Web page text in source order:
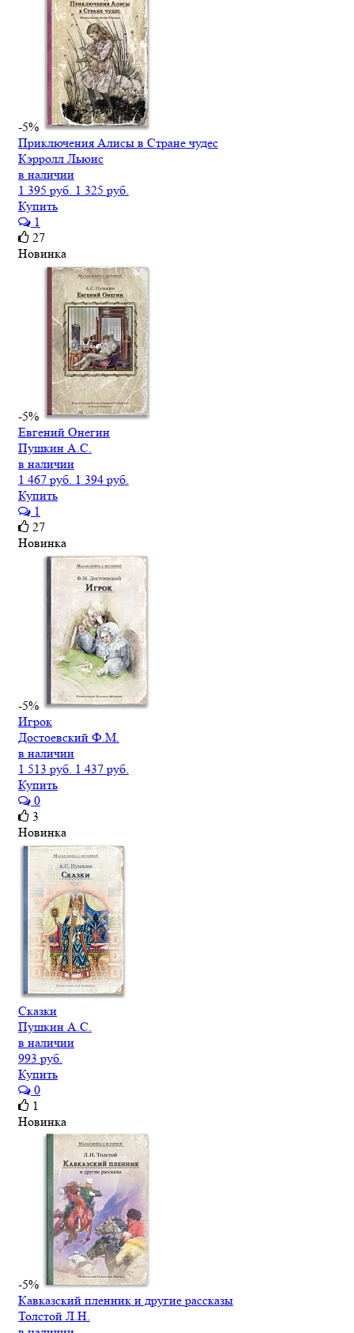
-5%
Приключения Алисы в Стране чудес
Кэрролл Льюис
в наличии
1 395 руб. 1 325 руб.
Купить
1
27
Новинка
-5%
Евгений Онегин
Пушкин А.С.
в наличии
1 467 руб. 1 394 руб.
Купить
1
27
Новинка
-5%
Игрок
Достоевский Ф.М.
в наличии
1 513 руб. 1 437 руб.
Купить
0
3
Новинка
Сказки
Пушкин А.С.
в наличии
993 руб.
Купить
0
1
Новинка
-5%
Кавказский пленник и другие рассказы
Толстой Л.Н.